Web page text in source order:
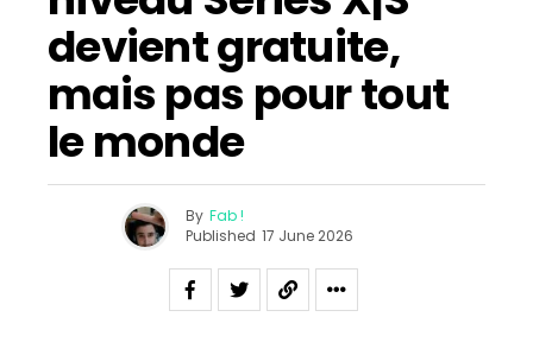
devient gratuite,
mais pas pour tout
le monde
By Fab !
Published 17 June 2026